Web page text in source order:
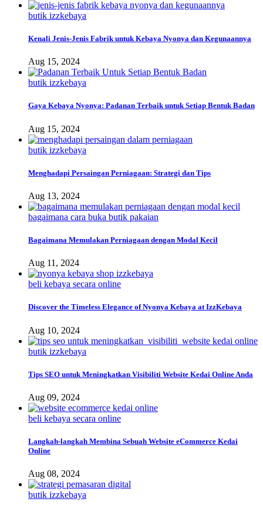
butik izzkebaya
Kenali Jenis-Jenis Fabrik untuk Kebaya Nyonya dan Kegunaannya
Aug 15, 2024
butik izzkebaya
Gaya Kebaya Nyonya: Padanan Terbaik untuk Setiap Bentuk Badan
Aug 15, 2024
butik izzkebaya
Menghadapi Persaingan Perniagaan: Strategi dan Tips
Aug 13, 2024
bagaimana cara buka butik pakaian
Bagaimana Memulakan Perniagaan dengan Modal Kecil
Aug 11, 2024
beli kebaya secara online
Discover the Timeless Elegance of Nyonya Kebaya at IzzKebaya
Aug 10, 2024
butik izzkebaya
Tips SEO untuk Meningkatkan Visibiliti Website Kedai Online Anda
Aug 09, 2024
beli kebaya secara online
Langkah-langkah Membina Sebuah Website eCommerce Kedai
Online
Aug 08, 2024
butik izzkebaya